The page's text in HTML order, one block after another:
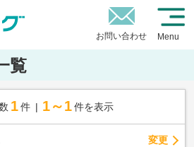
お問い合わせ Menu
覧
1 件 1～1 件を表示
変更